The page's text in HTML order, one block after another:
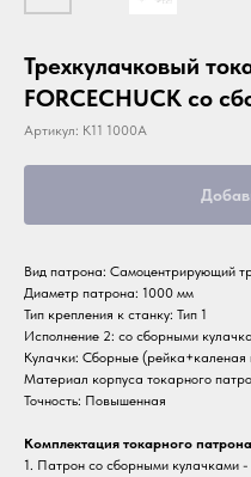
Трехкулачковый
FORCECHUCK со
Артикул: K11 1000A
Вид патрона: Самоцентрирующий
Диаметр патрона: 1000 мм
Тип крепления к станку: Тип 1
Исполнение 2: со сборными
Кулачки: Сборные (рейка+каленая
Материал корпуса токарного
Точность: Повышенная
Комплектация токарного
1. Патрон со сборными кулачками -